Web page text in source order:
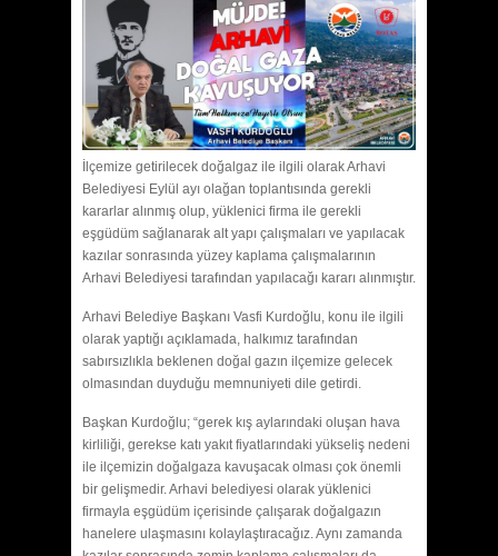
İlçemize getirilecek doğalgaz ile ilgili olarak Arhavi
Belediyesi Eylül ayı olağan toplantısında gerekli
kararlar alınmış olup, yüklenici firma ile gerekli
eşgüdüm sağlanarak alt yapı çalışmaları ve yapılacak
kazılar sonrasında yüzey kaplama çalışmalarının
Arhavi Belediyesi tarafından yapılacağı kararı alınmıştır.
Arhavi Belediye Başkanı Vasfi Kurdoğlu, konu ile ilgili
olarak yaptığı açıklamada, halkımız tarafından
sabırsızlıkla beklenen doğal gazın ilçemize gelecek
olmasından duyduğu memnuniyeti dile getirdi.
Başkan Kurdoğlu; “gerek kış aylarındaki oluşan hava
kirliliği, gerekse katı yakıt fiyatlarındaki yükseliş nedeni
ile ilçemizin doğalgaza kavuşacak olması çok önemli
bir gelişmedir. Arhavi belediyesi olarak yüklenici
firmayla eşgüdüm içerisinde çalışarak doğalgazın
hanelere ulaşmasını kolaylaştıracağız. Aynı zamanda